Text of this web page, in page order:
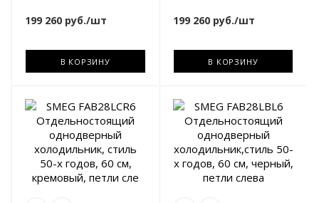
голубой,
199 260 руб./шт
В КОРЗИНУ
петли сл
199 260руб./шт
В КОРЗИНУ